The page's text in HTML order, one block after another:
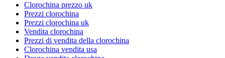
Clorochina prezzo uk
Prezzi clorochina
Prezzi clorochina uk
Vendita clorochina
Prezzi di vendita della clorochina
Clorochina vendita usa